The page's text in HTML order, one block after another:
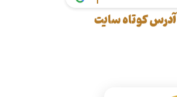
آدرس کوتاه سایت